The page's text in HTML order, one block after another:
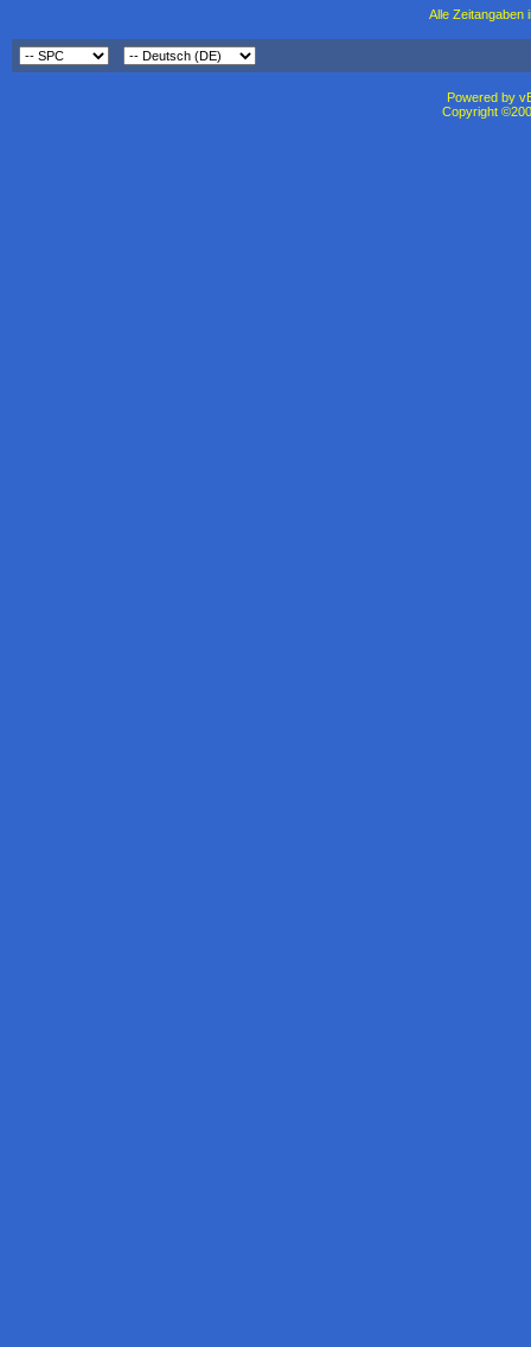
Alle Zeitangaben
Powered by
Copyright